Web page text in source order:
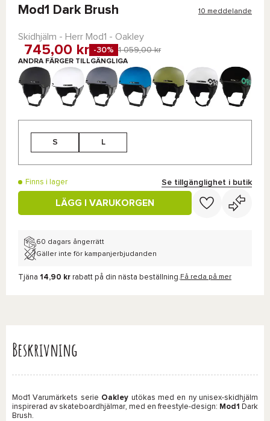
Mod1 Dark Brush 10 meddelande
Skidhjälm - Herr Mod1 - Oakley
745,00 kr -30% 1 059,00 kr
ANDRA FÄRGER TILLGÄNGLIGA
S L
Finns i lager Se tillgänglighet i butik
LÄGG I VARUKORGEN
60 dagars ångerrätt
Gäller inte för kampanjerbjudanden
Tjäna 14,90 kr rabatt på din nästa beställning. Få reda på mer
Beskrivning
Mod1 Varumärkets serie Oakley utökas med en ny unisex-skidhjälm
inspirerad av skateboardhjälmar, med en freestyle-design: Mod1
Dark
Brush.